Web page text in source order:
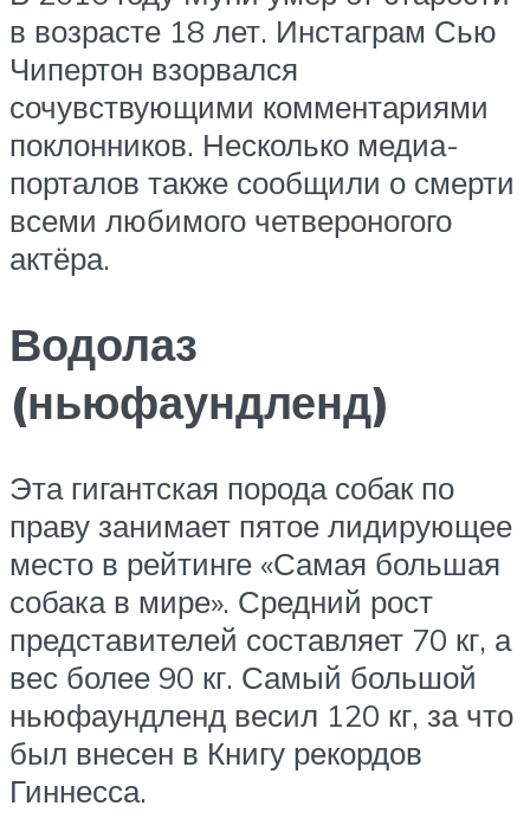
в возрасте 18 лет. Инстаграм Сью
Чипертон взорвался
сочувствующими комментариями
поклонников. Несколько медиа-
порталов также сообщили о смерти
всеми любимого четвероногого
актёра.
Водолаз
(ньюфаундленд)
Эта гигантская порода собак по
праву занимает пятое лидирующее
место в рейтинге «Самая большая
собака в мире». Средний рост
представителей составляет 70 кг, а
вес более 90 кг. Самый большой
ньюфаундленд весил 120 кг, за что
был внесен в Книгу рекордов
Гиннесса.